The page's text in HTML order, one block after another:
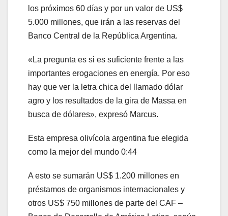
los próximos 60 días y por un valor de US$
5.000 millones, que irán a las reservas del
Banco Central de la República Argentina.
«La pregunta es si es suficiente frente a las
importantes erogaciones en energía. Por eso
hay que ver la letra chica del llamado dólar
agro y los resultados de la gira de Massa en
busca de dólares», expresó Marcus.
Esta empresa olivícola argentina fue elegida
como la mejor del mundo 0:44
A esto se sumarán US$ 1.200 millones en
préstamos de organismos internacionales y
otros US$ 750 millones de parte del CAF –